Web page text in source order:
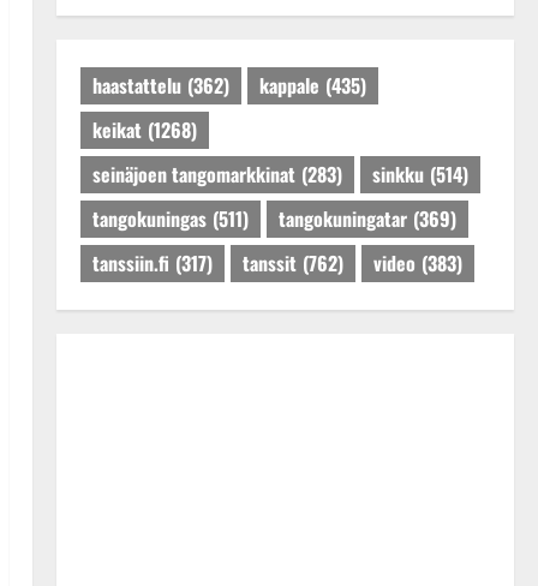
Tanssiin.fi
Julkaistu: 27.4.2025 |
haastattelu (362) kappale (435)
keikat (1268)
seinäjoen tangomarkkinat (283) sinkku (514)
tangokuningas (511) tangokuningatar (369)
tanssiin.fi (317) tanssit (762) video (383)